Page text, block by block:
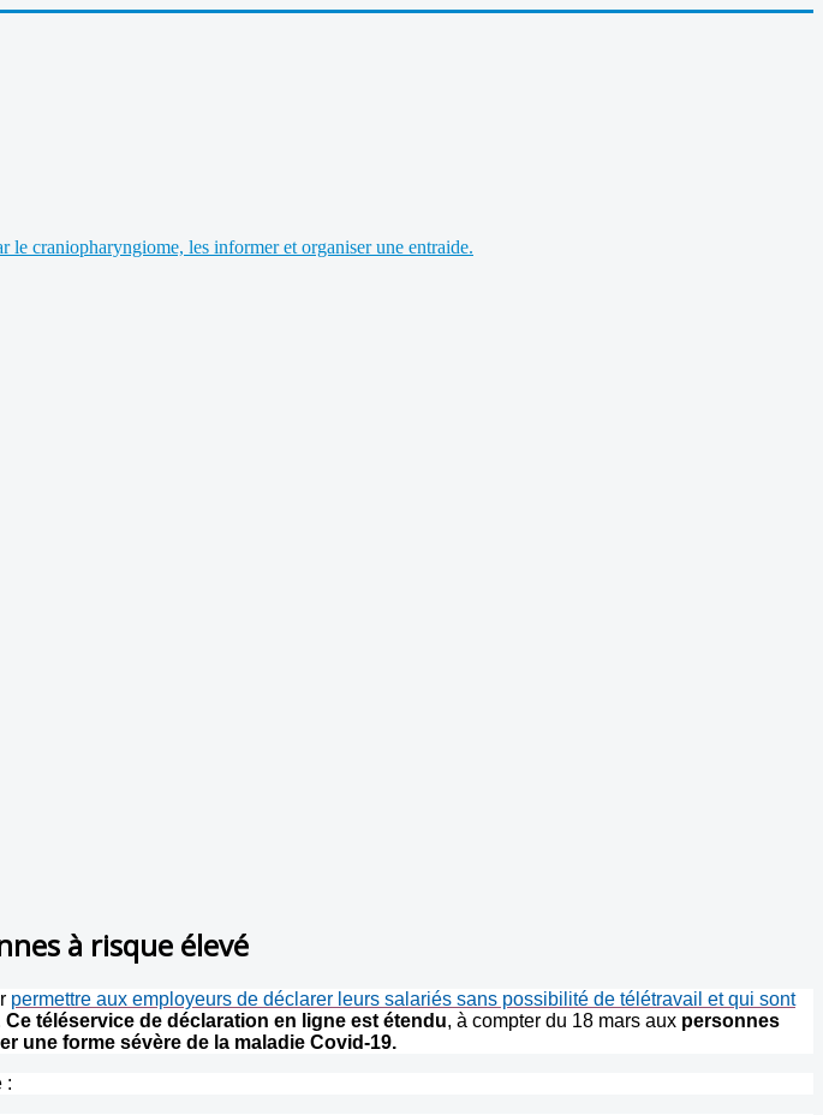
craniopharyngiome, les informer et organiser une entraide.
à risque élevé
permettre aux employeurs de déclarer leurs salariés sans possibilité de télétravail et qui sont
Ce téléservice de déclaration en ligne est étendu, à compter du 18 mars aux personnes
une forme sévère de la maladie Covid-19.
: